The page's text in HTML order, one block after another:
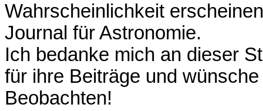
Wahrscheinlichkeit
Journal für Astronomie.
Ich bedanke mich an dieser
für ihre Beiträge und
Beobachten!